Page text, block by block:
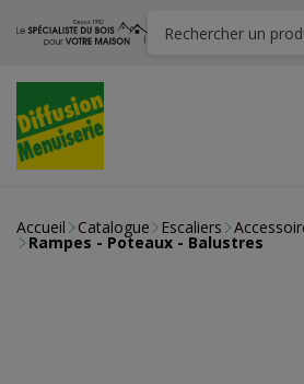
Accueil Catalogue Escaliers
Rampes - Poteaux - Balustres